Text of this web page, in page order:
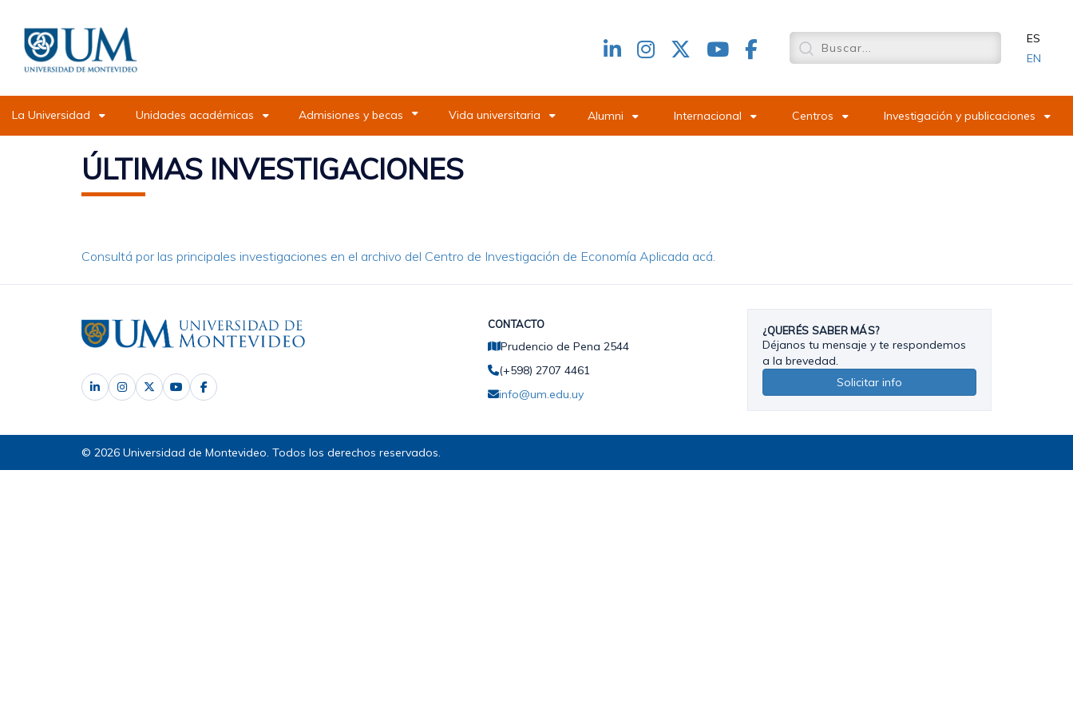
contenido
principal
Redes
header
ES
EN
La Universidad Unidades académicas Admisiones y becas Vida universitaria Alumni Internacional Centros Investigación y publicaciones
ÚLTIMAS INVESTIGACIONES
Consultá por las principales investigaciones en el archivo del Centro de Investigación de Economía Aplicada acá.
CONTACTO
Prudencio de Pena 2544
(+598) 2707 4461
info@um.edu.uy
¿QUERÉS SABER MÁS?
Déjanos tu mensaje y te respondemos
a la brevedad.
Solicitar info
© 2026 Universidad de Montevideo. Todos los derechos reservados.